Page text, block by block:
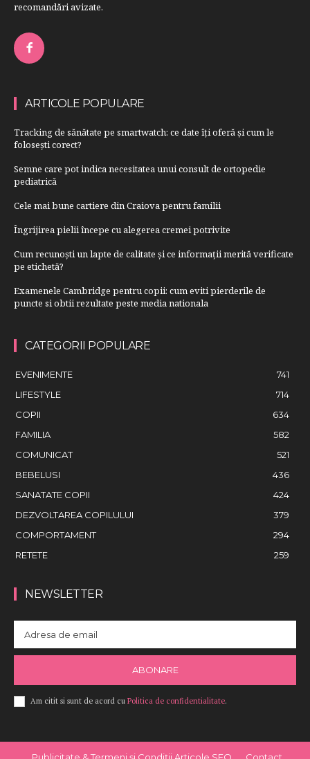
recomandări avizate.
ARTICOLE POPULARE
Tracking de sănătate pe smartwatch: ce date îți oferă și cum le
folosești corect?
Semne care pot indica necesitatea unui consult de ortopedie
pediatrică
Cele mai bune cartiere din Craiova pentru familii
Îngrijirea pielii începe cu alegerea cremei potrivite
Cum recunoști un lapte de calitate și ce informații merită verificate
pe etichetă?
Examenele Cambridge pentru copii: cum eviti pierderile de
puncte si obtii rezultate peste media nationala
CATEGORII POPULARE
EVENIMENTE
741
LIFESTYLE
714
COPII
634
FAMILIA
582
COMUNICAT
521
BEBELUSI
436
SANATATE COPII
424
DEZVOLTAREA COPILULUI
379
COMPORTAMENT
294
RETETE
259
NEWSLETTER
ABONARE
Am citit si sunt de acord cu Politica de confidentialitate.
Publicitate & Termeni și Condiții Articole SEO Contact